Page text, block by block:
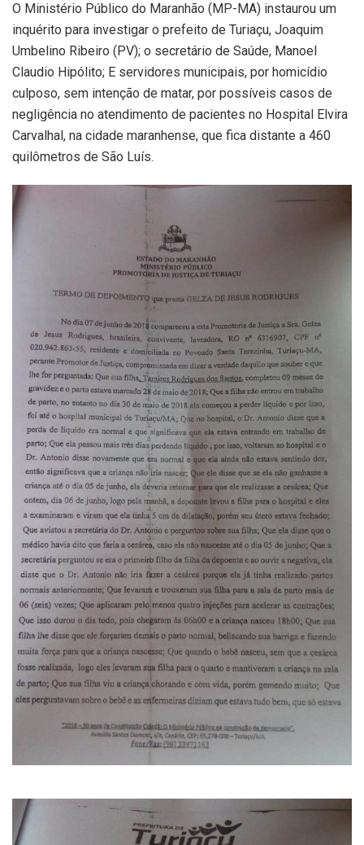
O Ministério Público do Maranhão (MP-MA) instaurou um
inquérito para investigar o prefeito de Turiaçu, Joaquim
Umbelino Ribeiro (PV); o secretário de Saúde, Manoel
Claudio Hipólito; E servidores municipais, por homicídio
culposo, sem intenção de matar, por possíveis casos de
negligência no atendimento de pacientes no Hospital Elvira
Carvalhal, na cidade maranhense, que fica distante a 460
quilômetros de São Luís.